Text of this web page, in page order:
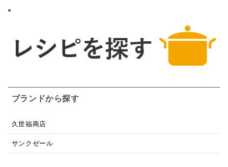
ブランドから探す
久世福商店
サンクゼール